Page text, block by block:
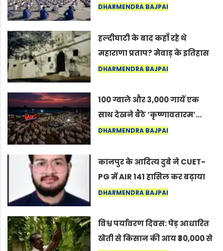
अंतरराष्ट्रीय योग दिवस 2026 पर
DHARMENDRA BAJPAI
हल्दीघाटी के बाद कहाँ रहे थे
महाराणा प्रताप? मेवाड़ के इतिहास
का वह अनकहा अध्याय जो आज भी
DHARMENDRA BAJPAI
100 ग्वाले और 3,000 गायें एक
साथ देखने बैठे ‘कृष्णावतारम’…
नागपुर में दिखा ऐसा नज़ारा कि
कर सकते हैं”
DHARMENDRA BAJPAI
कानपुर के आदित्य दुबे ने CUET-
PG में AIR 141 हासिल कर बढ़ाया
शहर का मान
DHARMENDRA BAJPAI
विश्व पर्यावरण दिवस: पेड़ आधारित
खेती से किसान की आय ₹30,000 से